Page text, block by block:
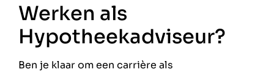
Werken als
Hypotheekadviseur?
Ben je klaar om een carrière als